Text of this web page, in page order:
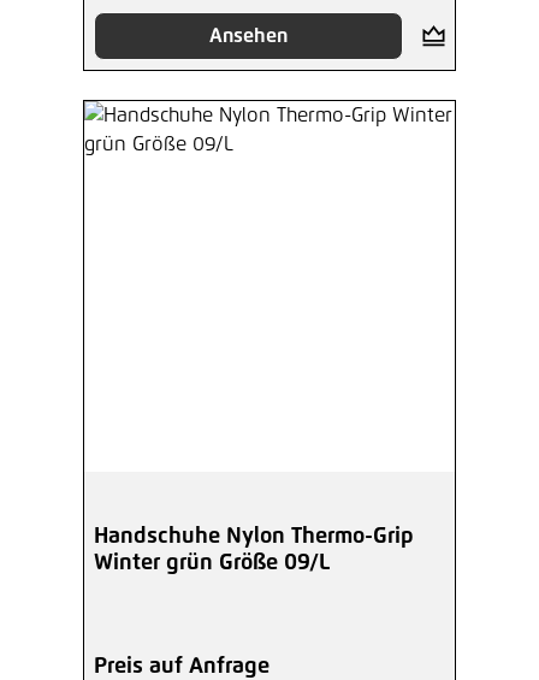
Ansehen
Handschuhe Nylon Thermo-Grip
Winter grün Größe 09/L
Preis auf Anfrage